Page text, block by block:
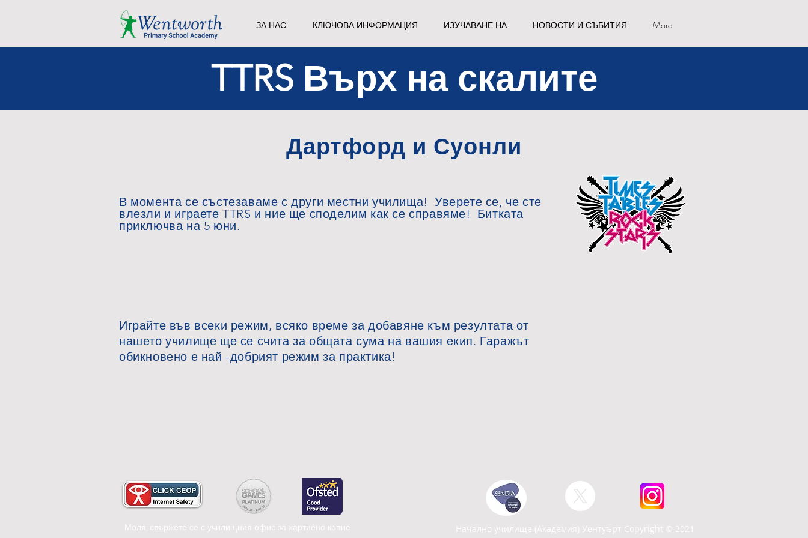
ЗА НАС КЛЮЧОВА ИНФОРМАЦИЯ ИЗУЧАВАНЕ НА НОВОСТИ И СЪБИТИЯ More
TTRS Върх на скалите
Дартфорд и Суонли
В момента се състезаваме с други местни училища! Уверете се, че сте
влезли и играете TTRS и ние ще споделим как се справяме! Битката
приключва на 5 юни.
Играйте във всеки режим, всяко време за добавяне към резултата от
нашето училище ще се счита за общата сума на вашия екип. Гаражът
обикновено е най -добрият режим за практика!
Моля, свържете се с училищния офис за хартиено копие Начално училище (Академия) Уентуърт Copyright © 2021